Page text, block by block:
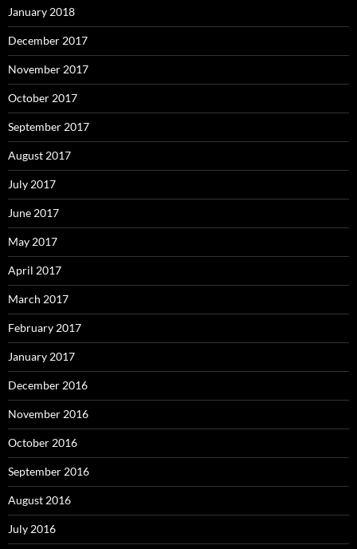
January 2018
December 2017
November 2017
October 2017
September 2017
August 2017
July 2017
June 2017
May 2017
April 2017
March 2017
February 2017
January 2017
December 2016
November 2016
October 2016
September 2016
August 2016
July 2016